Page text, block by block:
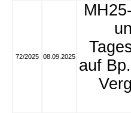
72/2025 08.09.2025 auf